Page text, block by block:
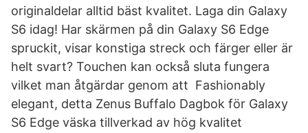
originaldelar alltid bäst kvalitet. Laga din Galaxy
S6 idag! Har skärmen på din Galaxy S6 Edge
spruckit, visar konstiga streck och färger eller är
helt svart? Touchen kan också sluta fungera
vilket man åtgärdar genom att Fashionably
elegant, detta Zenus Buffalo Dagbok för Galaxy
S6 Edge väska tillverkad av hög kvalitet